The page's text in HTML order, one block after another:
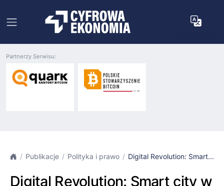
Partnerzy Serwisu:
Publikacje Polityka i prawo Digital Revolution: Smart...
Digital Revolution: Smart city w